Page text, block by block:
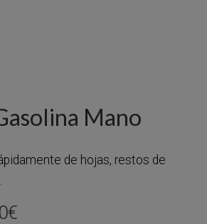
Mano
de hojas, restos de
€